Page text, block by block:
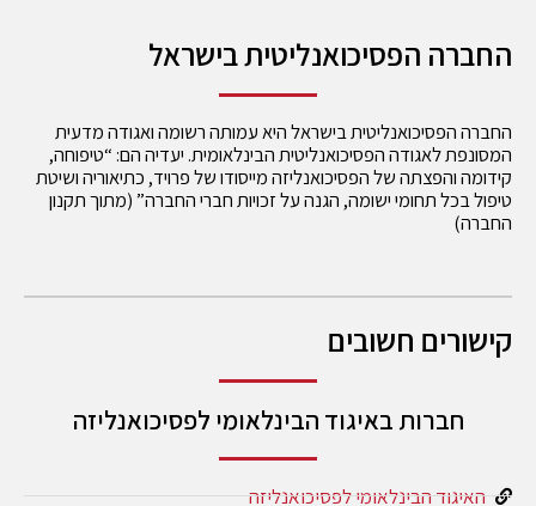
החברה הפסיכואנליטית בישראל
החברה הפסיכואנליטית בישראל היא עמותה רשומה ואגודה מדעית
המסונפת לאגודה הפסיכואנליטית הבינלאומית. יעדיה הם: “טיפוחה,
קידומה והפצתה של הפסיכואנליזה מייסודו של פרויד, כתיאוריה ושיטת
טיפול בכל תחומי ישומה, הגנה על זכויות חברי החברה” (מתוך תקנון
החברה)
קישורים חשובים
חברות באיגוד הבינלאומי לפסיכואנליזה
האיגוד הבינלאומי לפסיכואנליזה